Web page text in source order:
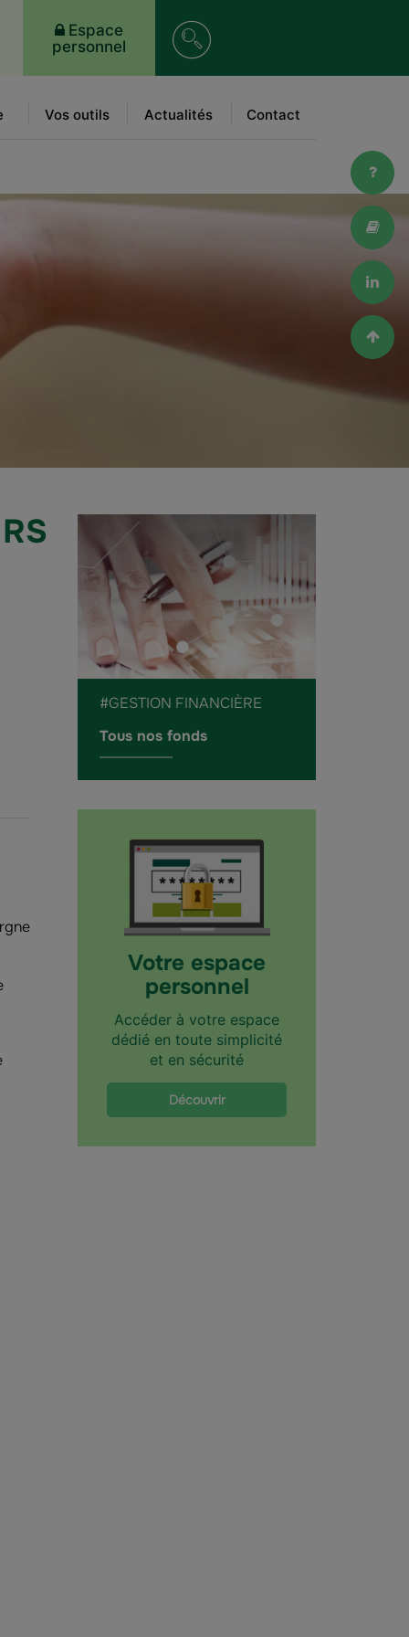
Vos outils Actualités Contact
Espace
personnel
#GESTION FINANCIÈRE
Tous nos fonds
Votre espace
personnel
Accéder à votre espace
dédié en toute simplicité
et en sécurité
Découvrir
FAQ